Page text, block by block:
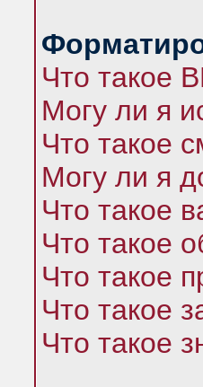
Что такое
Могу ли я
Что такое
Могу ли я
Что такое
Что такое
Что такое
Что такое
Что такое